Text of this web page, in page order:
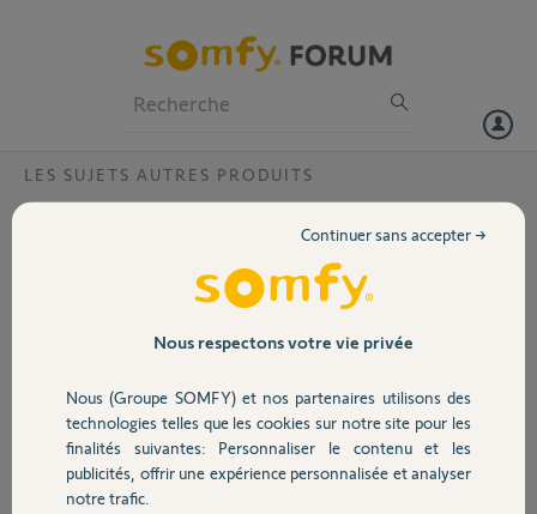
Volet
Sécurité
Domotique
LES SUJETS AUTRES PRODUITS
comment coupler des télécommandes
je possède une véranda avec plusieurs volets roulants commandés
par une télécommande SOMFY Situo 5 io pure;
programmer l'ouverture et la fermeture de ces volets. La
programmation étant faite, je ne parviens pas à coupler les deux
télécommandes. Pouvez-vous me dire comment procéder s'il vous
plait? merci
Merci,
Nous respectons votre vie privée
Nous (Groupe SOMFY) et nos partenaires utilisons des
technologies telles que les cookies sur notre site pour les
finalités suivantes: Personnaliser le contenu et les
publicités, offrir une expérience personnalisée et analyser
notre trafic.
Continuer sans accepter →